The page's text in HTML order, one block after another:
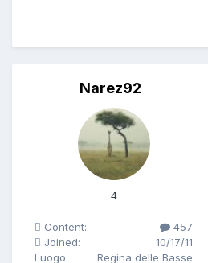
Narez92
4
Content:
457
Joined:
10/17/11
Luogo
Regina delle Basse